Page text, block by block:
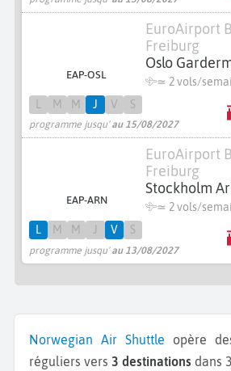
EAP-OSL
EuroAirport
Freiburg
Oslo
≃ 2 vols/
programme jusqu'au 15/08/2027
M M J V S
EAP-ARN
EuroAirport
Freiburg
Stockholm
≃ 2 vols/
programme jusqu'au 13/08/2027
L M M V S
Norwegian Air Shuttle opère
réguliers vers 3 destinations dans